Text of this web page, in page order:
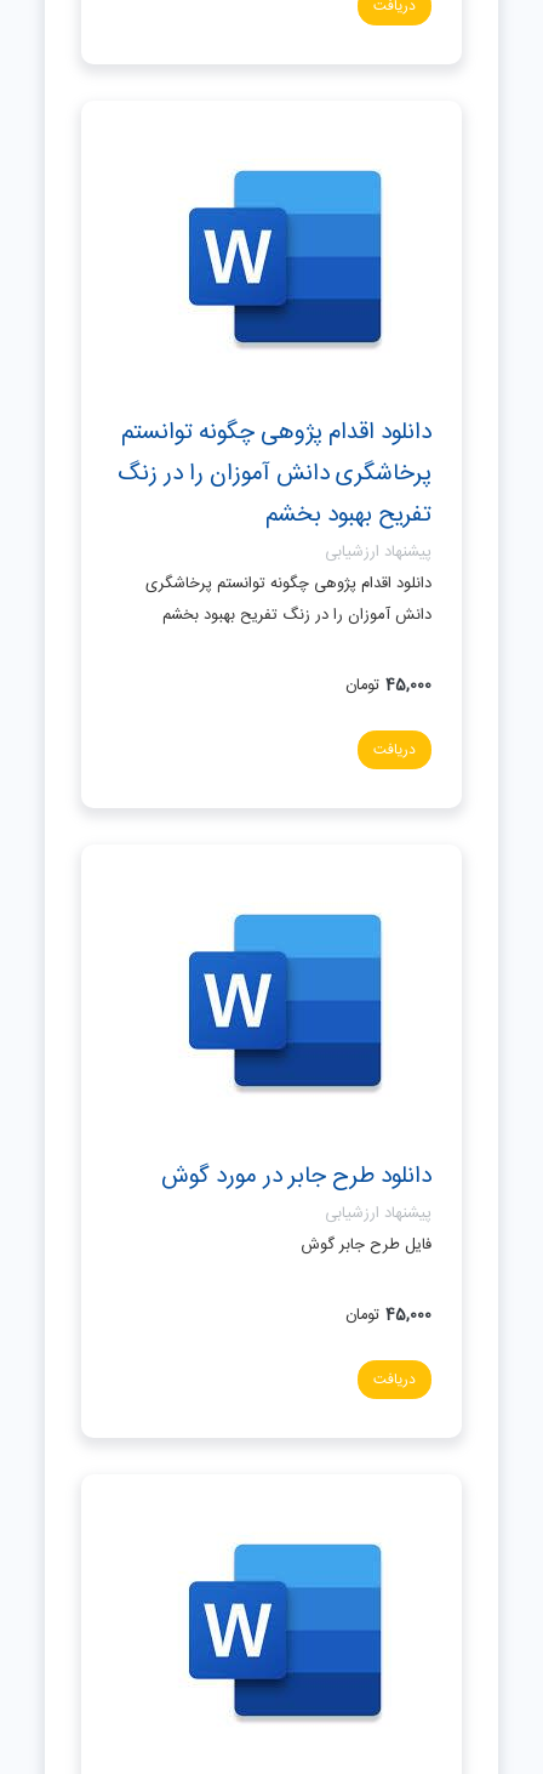
دریافت
دانلود اقدام پژوهی چگونه توانستم
پرخاشگری دانش آموزان را در زنگ
تفریح بهبود بخشم
پیشنهاد ارزشیابی
دانلود اقدام پژوهی چگونه توانستم پرخاشگری
دانش آموزان را در زنگ تفریح بهبود بخشم
45,000 تومان
دریافت
دانلود طرح جابر در مورد گوش
پیشنهاد ارزشیابی
فایل طرح جابر گوش
45,000 تومان
دریافت